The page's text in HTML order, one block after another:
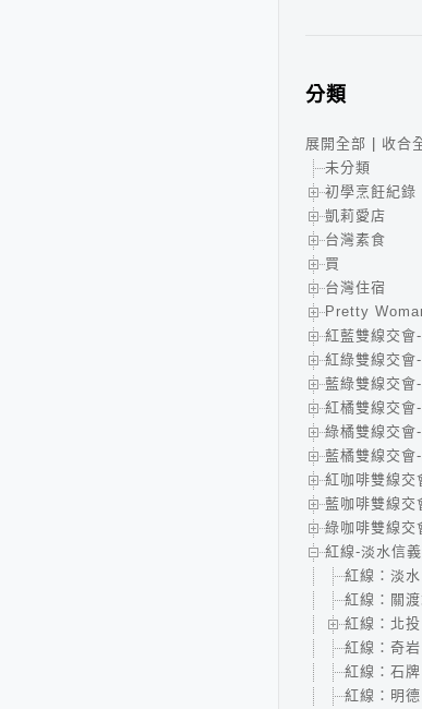
分類
展開全部
收合
未分類
初學烹飪紀錄
凱莉愛店
台灣素食
買
台灣住宿
Pretty
紅藍雙線交會
紅綠雙線交會
藍綠雙線交會
紅橘雙線交會
綠橘雙線交會
藍橘雙線交會
紅咖啡雙線交
藍咖啡雙線交
綠咖啡雙線交
紅線-淡水信
紅線：淡水
紅線：關
紅線：北投
紅線：奇岩
紅線：石牌
紅線：明德